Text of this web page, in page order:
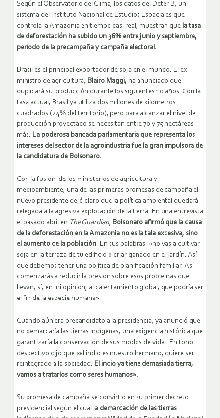
Según el Observatorio del Clima, los datos del Deter B, un
sistema del Instituto Nacional de Estudios Espaciales que
controla la Amazonia en tiempo casi real, muestran que la tasa
de deforestación ha subido un 36% entre junio y septiembre,
período de la precampaña y campaña electoral.
Brasil es el principal exportador de soja en el mundo. El ex
ministro de agricultura, Blairo Maggi, ha anunciado que
duplicará su producción durante los siguientes 10 años. Con la
tasa actual, Brasil ya utiliza dos millones de kilómetros
cuadrados (24% del territorio), pero para alcanzar el nivel de
producción proyectado se necesitan entre 70 y 75 hectáreas
más. La poderosa bancada parlamentaria que representa los
intereses del sector de la agroindustria fue la gran impulsora de
la candidatura de Bolsonaro.
Con la fusión de los ministerios de agricultura y
medioambiente, una de las primeras promesas de campaña el
nuevo presidente dejó claro que la política ambiental quedará
relegada a la agresiva explotación de la tierra. En una entrevista
el pasado abril en The Guardian, Bolsonaro afirmó que la causa
de la deforestación en la Amazonia no es la tala excesiva, sino
el aumento de la población. En sus palabras: «no vas a cultivar
soja en la terraza de tu edificio o criar ganado en el jardín. Así
que debemos tener una política de planificación familiar. Así
comenzarás a reducir la presión sobre esos problemas que
llevan, sí, en mi opinión, al calentamiento global, que podría ser
el fin de la especie humana».
Cuando aún era precandidato a la presidencia, ya anunció que
no demarcaría las tierras indígenas, una exigencia histórica que
garantizaría la conservación de sus modos de vida. En tono
despectivo dijo que «el indio es nuestro hermano, quiere ser
reintegrado a la sociedad. El indio ya tiene demasiada tierra,
vamos a tratarlos como seres humanos».
Su promesa de campaña se convirtió en su primer decreto
presidencial según el cual la demarcación de las tierras